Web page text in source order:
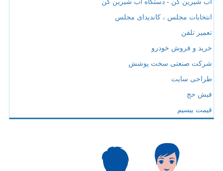
آب شیرین کن - دستگاه آب شیرین کن
انتخابات مجلس ، کاندیدای مجلس
تعمیر تلفن
خرید و فروش خودرو
شرکت صنعتی سخت پوشش
طراحی سایت
فیش حج
قیمت بیسیم